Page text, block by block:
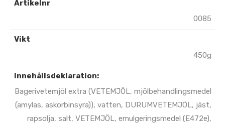
Artikelnr
0085
Vikt
450g
Innehållsdeklaration:
Bagerivetemjöl extra (VETEMJÖL, mjölbehandlingsmedel
(amylas, askorbinsyra)), vatten, DURUMVETEMJÖL, jäst,
rapsolja, salt, VETEMJÖL, emulgeringsmedel (E472e),